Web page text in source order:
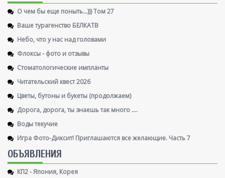
О чем бы еще поныть...))) Том 27
Ваше турагенство БЕЛКАТВ
Небо, что у нас над головами
Флоксы - фото и отзывы
Стоматологические импланты
Читательский квест 2026
Цветы, бутоны и букеты (продолжаем)
Дорога, дорога, ты знаешь так много ....
Воды текучие
Игра Фото-Диксит! Приглашаются все желающие. Часть 7
ОБЪЯВЛЕНИЯ
КП2 - Япония, Корея